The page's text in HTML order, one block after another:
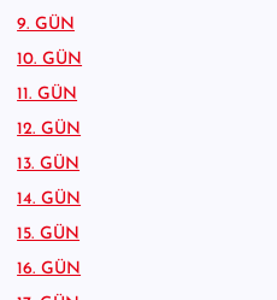
9. GÜN
10. GÜN
11. GÜN
12. GÜN
13. GÜN
14. GÜN
15. GÜN
16. GÜN